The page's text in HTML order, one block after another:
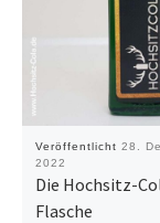
Veröffentlicht 28.
2022
Die Hochsitz-
Flasche